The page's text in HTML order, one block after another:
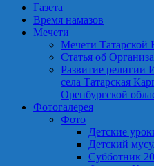
Газета
Время намазов
Мечети
Мечети Татарской
Статья об
Развитие религии
села Татарская
Оренбургской
Фотогалерея
Фото
Детские
Детский
Субботник